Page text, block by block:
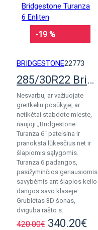
-19 %
BRIDGESTONE22773
285/30R22 Bridgestone Turanza 6 Enliten
Nesvarbu, ar važiuojate
greitkeliu posūkyje, ar
netikėtai stabdote mieste,
naujoji „Bridgestone
Turanza 6“ pateisina ir
pranoksta lūkesčius net ir
šlapiomis sąlygomis.
Turanza 6 padangos,
pasižyminčios geriausiomis
savybėmis ant šlapios kelio
dangos savo klasėje.
Grublėtas 3D šonas,
dviguba rašto s..
420.00€ 340.20€